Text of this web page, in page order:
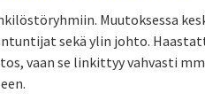
Muutoksessa
sekä ylin johto.
vaan se linkittyy vahvasti